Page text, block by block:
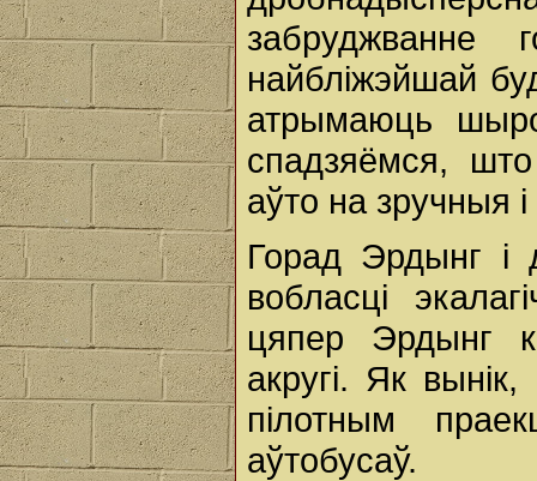
найбліжэйшай
атрымаюць
спадзяёмся,
аўто на зручныя
Горад Эрдынг і
вобласці
цяпер Эрдынг
акругі. Як
пілотным
аўтобусаў.